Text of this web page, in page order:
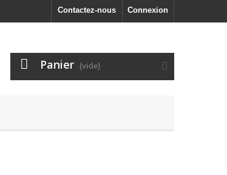
Connexion
Contactez-nous
Panier (vide)